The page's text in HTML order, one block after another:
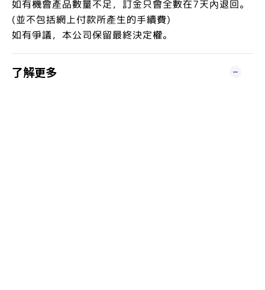
如有機會產品數量不足，訂金只會全數在7天內退回。
(並不包括網上付款所產生的手續費)
如有爭議，本公司保留最終決定權。
了解更多